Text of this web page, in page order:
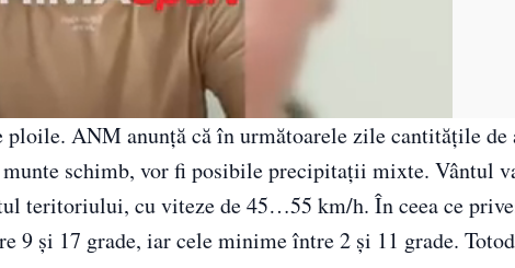
ANM anunță că în următoarele zile cantitățile de
schimb, vor fi posibile precipitații mixte. Vântul
teritoriului, cu viteze de 45…55 km/h. În ceea ce
9 și 17 grade, iar cele minime între 2 și 11 grade.